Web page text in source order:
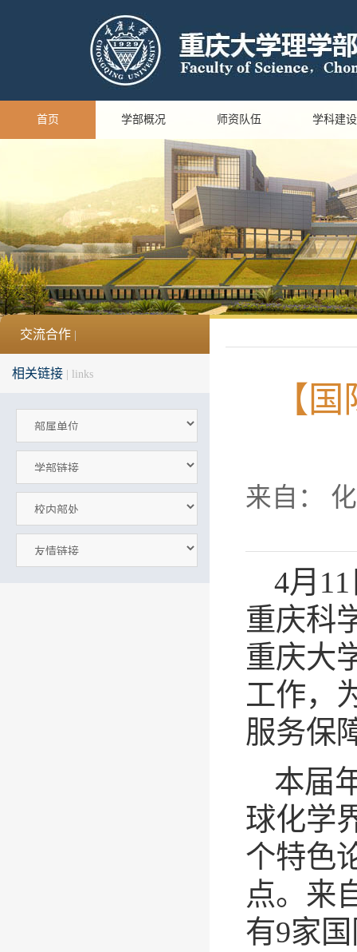
首页 学部概况 师资队伍 学科建设
交流合作
相关链接 | links
【
来自：
4月
重庆科
重庆大
工作，
服务保
本届
球化学
个特色
点。来
有9家